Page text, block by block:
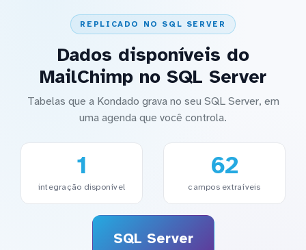
REPLICADO NO SQL SERVER
Dados disponíveis do
MailChimp no SQL Server
Tabelas que a Kondado grava no seu SQL Server, em
uma agenda que você controla.
1
integração disponível
62
campos extraíveis
SQL Server